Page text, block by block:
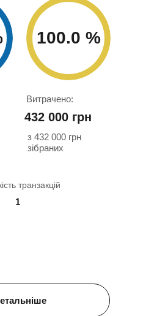
1
транзакцій
Витрачено:
100.0 %
432 000 грн
з 432 000 грн
зібраних